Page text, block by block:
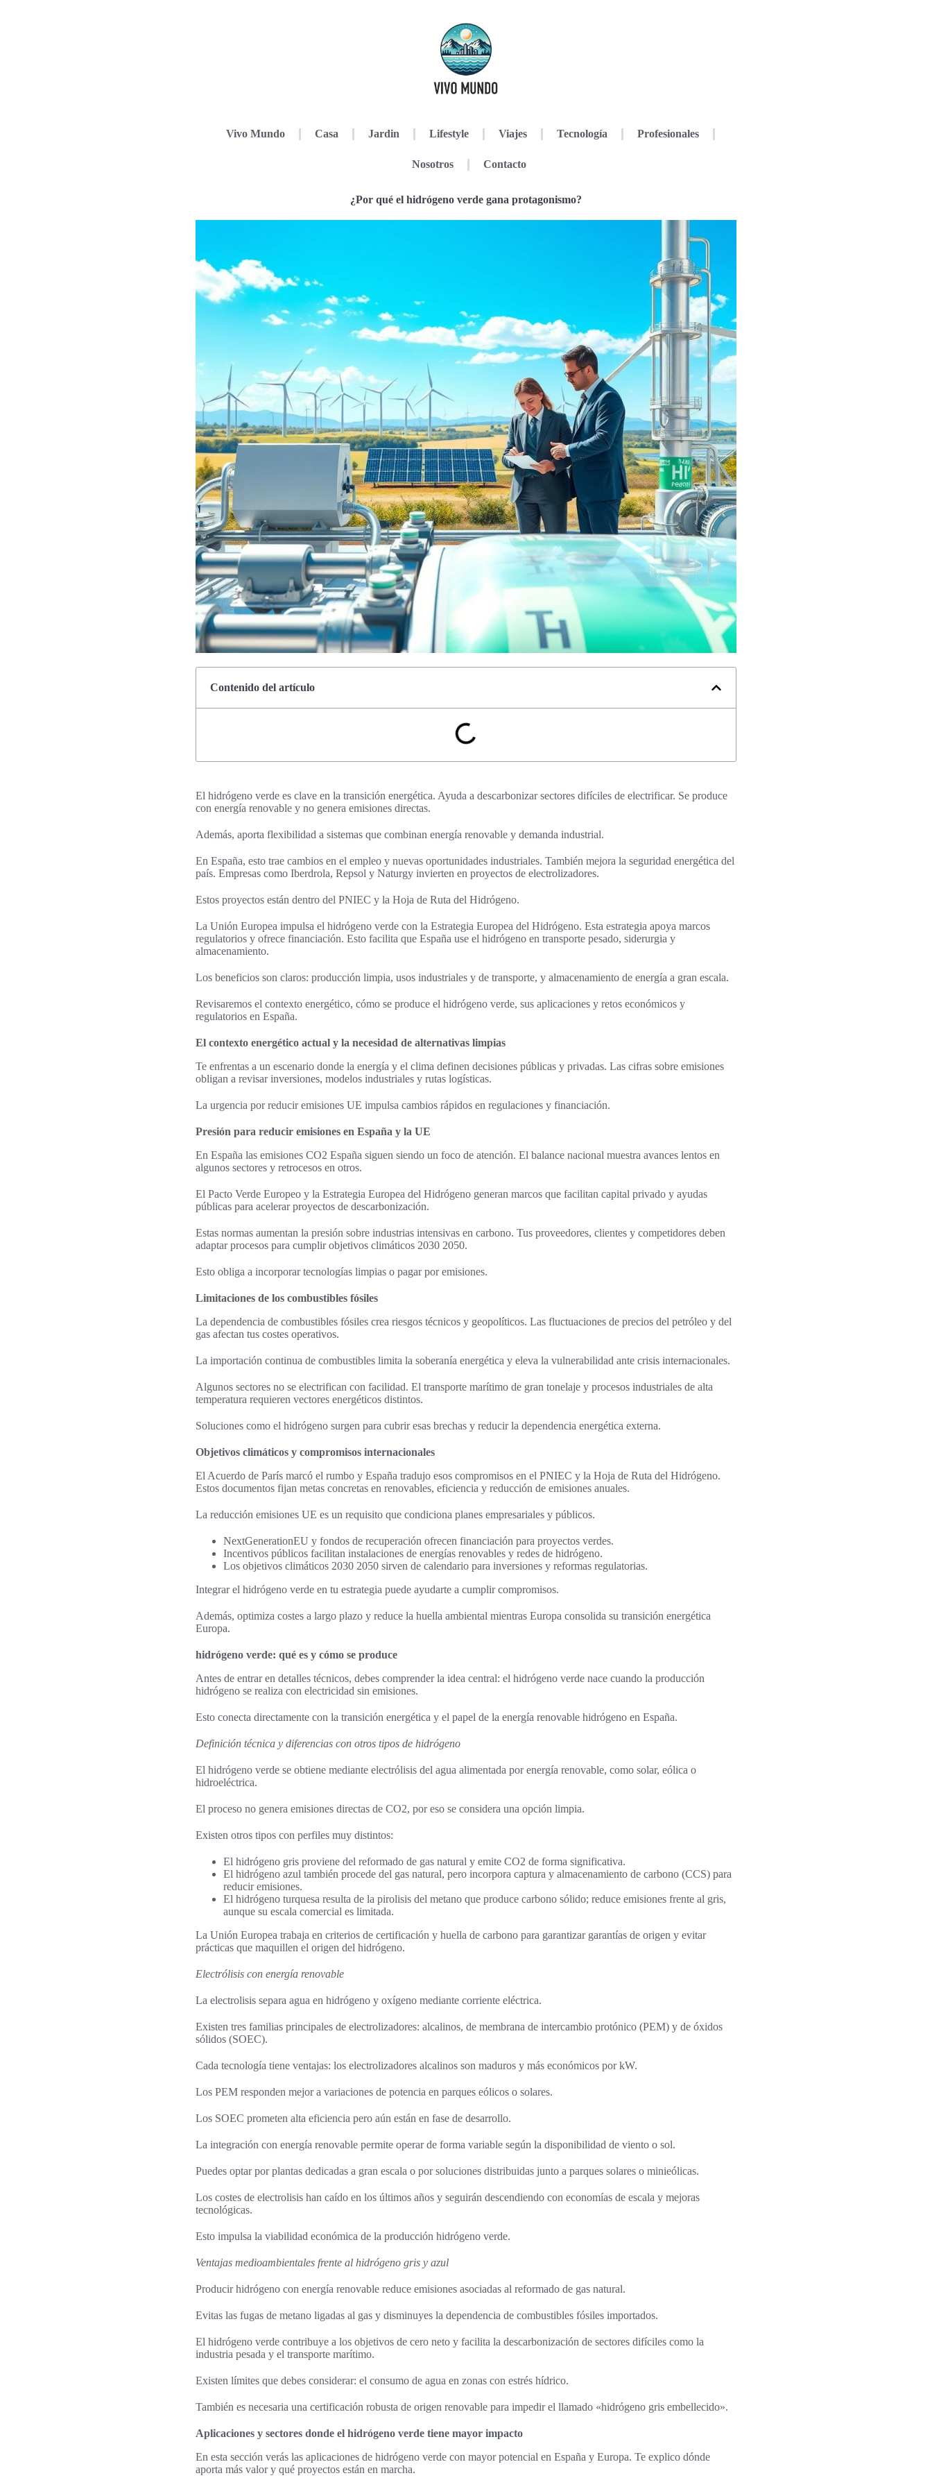
Vivo Mundo Casa Jardin Lifestyle Viajes Tecnología Profesionales
Nosotros Contacto
¿Por qué el hidrógeno verde gana protagonismo?
Contenido del artículo
El hidrógeno verde es clave en la transición energética. Ayuda a descarbonizar sectores difíciles de electrificar. Se produce
con energía renovable y no genera emisiones directas.
Además, aporta flexibilidad a sistemas que combinan energía renovable y demanda industrial.
En España, esto trae cambios en el empleo y nuevas oportunidades industriales. También mejora la seguridad energética del
país. Empresas como Iberdrola, Repsol y Naturgy invierten en proyectos de electrolizadores.
Estos proyectos están dentro del PNIEC y la Hoja de Ruta del Hidrógeno.
La Unión Europea impulsa el hidrógeno verde con la Estrategia Europea del Hidrógeno. Esta estrategia apoya marcos
regulatorios y ofrece financiación. Esto facilita que España use el hidrógeno en transporte pesado, siderurgia y
almacenamiento.
Los beneficios son claros: producción limpia, usos industriales y de transporte, y almacenamiento de energía a gran escala.
Revisaremos el contexto energético, cómo se produce el hidrógeno verde, sus aplicaciones y retos económicos y
regulatorios en España.
El contexto energético actual y la necesidad de alternativas limpias
Te enfrentas a un escenario donde la energía y el clima definen decisiones públicas y privadas. Las cifras sobre emisiones
obligan a revisar inversiones, modelos industriales y rutas logísticas.
La urgencia por reducir emisiones UE impulsa cambios rápidos en regulaciones y financiación.
Presión para reducir emisiones en España y la UE
En España las emisiones CO2 España siguen siendo un foco de atención. El balance nacional muestra avances lentos en
algunos sectores y retrocesos en otros.
El Pacto Verde Europeo y la Estrategia Europea del Hidrógeno generan marcos que facilitan capital privado y ayudas
públicas para acelerar proyectos de descarbonización.
Estas normas aumentan la presión sobre industrias intensivas en carbono. Tus proveedores, clientes y competidores deben
adaptar procesos para cumplir objetivos climáticos 2030 2050.
Esto obliga a incorporar tecnologías limpias o pagar por emisiones.
Limitaciones de los combustibles fósiles
La dependencia de combustibles fósiles crea riesgos técnicos y geopolíticos. Las fluctuaciones de precios del petróleo y del
gas afectan tus costes operativos.
La importación continua de combustibles limita la soberanía energética y eleva la vulnerabilidad ante crisis internacionales.
Algunos sectores no se electrifican con facilidad. El transporte marítimo de gran tonelaje y procesos industriales de alta
temperatura requieren vectores energéticos distintos.
Soluciones como el hidrógeno surgen para cubrir esas brechas y reducir la dependencia energética externa.
Objetivos climáticos y compromisos internacionales
El Acuerdo de París marcó el rumbo y España tradujo esos compromisos en el PNIEC y la Hoja de Ruta del Hidrógeno.
Estos documentos fijan metas concretas en renovables, eficiencia y reducción de emisiones anuales.
La reducción emisiones UE es un requisito que condiciona planes empresariales y públicos.
NextGenerationEU y fondos de recuperación ofrecen financiación para proyectos verdes.
Incentivos públicos facilitan instalaciones de energías renovables y redes de hidrógeno.
Los objetivos climáticos 2030 2050 sirven de calendario para inversiones y reformas regulatorias.
Integrar el hidrógeno verde en tu estrategia puede ayudarte a cumplir compromisos.
Además, optimiza costes a largo plazo y reduce la huella ambiental mientras Europa consolida su transición energética
Europa.
hidrógeno verde: qué es y cómo se produce
Antes de entrar en detalles técnicos, debes comprender la idea central: el hidrógeno verde nace cuando la producción
hidrógeno se realiza con electricidad sin emisiones.
Esto conecta directamente con la transición energética y el papel de la energía renovable hidrógeno en España.
Definición técnica y diferencias con otros tipos de hidrógeno
El hidrógeno verde se obtiene mediante electrólisis del agua alimentada por energía renovable, como solar, eólica o
hidroeléctrica.
El proceso no genera emisiones directas de CO2, por eso se considera una opción limpia.
Existen otros tipos con perfiles muy distintos:
El hidrógeno gris proviene del reformado de gas natural y emite CO2 de forma significativa.
El hidrógeno azul también procede del gas natural, pero incorpora captura y almacenamiento de carbono (CCS) para
reducir emisiones.
El hidrógeno turquesa resulta de la pirolisis del metano que produce carbono sólido; reduce emisiones frente al gris,
aunque su escala comercial es limitada.
La Unión Europea trabaja en criterios de certificación y huella de carbono para garantizar garantías de origen y evitar
prácticas que maquillen el origen del hidrógeno.
Electrólisis con energía renovable
La electrolisis separa agua en hidrógeno y oxígeno mediante corriente eléctrica.
Existen tres familias principales de electrolizadores: alcalinos, de membrana de intercambio protónico (PEM) y de óxidos
sólidos (SOEC).
Cada tecnología tiene ventajas: los electrolizadores alcalinos son maduros y más económicos por kW.
Los PEM responden mejor a variaciones de potencia en parques eólicos o solares.
Los SOEC prometen alta eficiencia pero aún están en fase de desarrollo.
La integración con energía renovable permite operar de forma variable según la disponibilidad de viento o sol.
Puedes optar por plantas dedicadas a gran escala o por soluciones distribuidas junto a parques solares o minieólicas.
Los costes de electrolisis han caído en los últimos años y seguirán descendiendo con economías de escala y mejoras
tecnológicas.
Esto impulsa la viabilidad económica de la producción hidrógeno verde.
Ventajas medioambientales frente al hidrógeno gris y azul
Producir hidrógeno con energía renovable reduce emisiones asociadas al reformado de gas natural.
Evitas las fugas de metano ligadas al gas y disminuyes la dependencia de combustibles fósiles importados.
El hidrógeno verde contribuye a los objetivos de cero neto y facilita la descarbonización de sectores difíciles como la
industria pesada y el transporte marítimo.
Existen límites que debes considerar: el consumo de agua en zonas con estrés hídrico.
También es necesaria una certificación robusta de origen renovable para impedir el llamado «hidrógeno gris embellecido».
Aplicaciones y sectores donde el hidrógeno verde tiene mayor impacto
En esta sección verás las aplicaciones de hidrógeno verde con mayor potencial en España y Europa. Te explico dónde
aporta más valor y qué proyectos están en marcha.